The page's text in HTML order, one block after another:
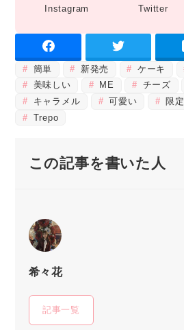
Instagram Twitter
簡単 新発売 ケーキ
美味しい
ME チーズ
キャラメル
可愛い 限定
Trepo
この記事を書いた人
希々花
記事一覧